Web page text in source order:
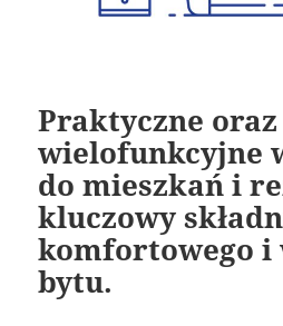
Praktyczne oraz
wielofunkcyjne
do mieszkań i
kluczowy
komfortowego i
bytu.